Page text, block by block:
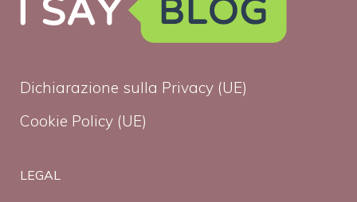
Dichiarazione sulla Privacy (UE)
Cookie Policy (UE)
LEGAL